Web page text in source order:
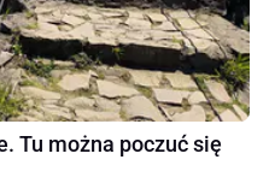
Tu można poczuć się